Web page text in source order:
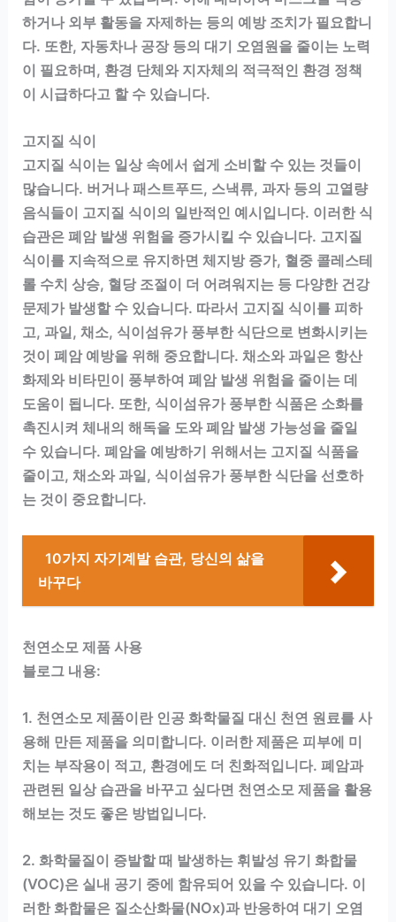
하거나 외부 활동을 자제하는 등의 예방 조치가 필요합니
다. 또한, 자동차나 공장 등의 대기 오염원을 줄이는 노력
이 필요하며, 환경 단체와 지자체의 적극적인 환경 정책
이 시급하다고 할 수 있습니다.
고지질 식이
고지질 식이는 일상 속에서 쉽게 소비할 수 있는 것들이
많습니다. 버거나 패스트푸드, 스낵류, 과자 등의 고열량
음식들이 고지질 식이의 일반적인 예시입니다. 이러한 식
습관은 폐암 발생 위험을 증가시킬 수 있습니다. 고지질
식이를 지속적으로 유지하면 체지방 증가, 혈중 콜레스테
롤 수치 상승, 혈당 조절이 더 어려워지는 등 다양한 건강
문제가 발생할 수 있습니다. 따라서 고지질 식이를 피하
고, 과일, 채소, 식이섬유가 풍부한 식단으로 변화시키는
것이 폐암 예방을 위해 중요합니다. 채소와 과일은 항산
화제와 비타민이 풍부하여 폐암 발생 위험을 줄이는 데
도움이 됩니다. 또한, 식이섬유가 풍부한 식품은 소화를
촉진시켜 체내의 해독을 도와 폐암 발생 가능성을 줄일
수 있습니다. 폐암을 예방하기 위해서는 고지질 식품을
줄이고, 채소와 과일, 식이섬유가 풍부한 식단을 선호하
는 것이 중요합니다.
10가지 자기계발 습관, 당신의 삶을
바꾸다
천연소모 제품 사용
블로그 내용:
1. 천연소모 제품이란 인공 화학물질 대신 천연 원료를 사
용해 만든 제품을 의미합니다. 이러한 제품은 피부에 미
치는 부작용이 적고, 환경에도 더 친화적입니다. 폐암과
관련된 일상 습관을 바꾸고 싶다면 천연소모 제품을 활용
해보는 것도 좋은 방법입니다.
2. 화학물질이 증발할 때 발생하는 휘발성 유기 화합물
(VOC)은 실내 공기 중에 함유되어 있을 수 있습니다. 이
러한 화합물은 질소산화물(NOx)과 반응하여 대기 오염